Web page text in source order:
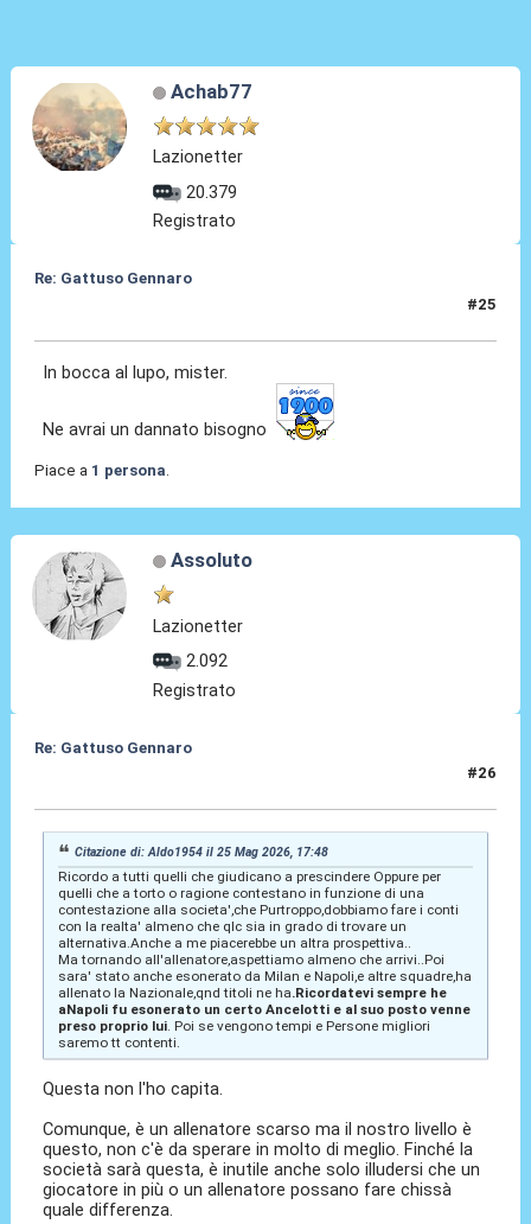
Achab77
Lazionetter
20.379
Registrato
Re: Gattuso Gennaro
#25
In bocca al lupo, mister.
Ne avrai un dannato bisogno
Piace a 1 persona.
Assoluto
Lazionetter
2.092
Registrato
Re: Gattuso Gennaro
#26
Citazione di: Aldo1954 il 25 Mag 2026, 17:48
Ricordo a tutti quelli che giudicano a prescindere Oppure per
quelli che a torto o ragione contestano in funzione di una
contestazione alla societa',che Purtroppo,dobbiamo fare i conti
con la realta' almeno che qlc sia in grado di trovare un
alternativa.Anche a me piacerebbe un altra prospettiva..
Ma tornando all'allenatore,aspettiamo almeno che arrivi..Poi
sara' stato anche esonerato da Milan e Napoli,e altre squadre,ha
allenato la Nazionale,qnd titoli ne ha.Ricordatevi sempre he
aNapoli fu esonerato un certo Ancelotti e al suo posto venne
preso proprio lui. Poi se vengono tempi e Persone migliori
saremo tt contenti.
Questa non l'ho capita.
Comunque, è un allenatore scarso ma il nostro livello è
questo, non c'è da sperare in molto di meglio. Finché la
società sarà questa, è inutile anche solo illudersi che un
giocatore in più o un allenatore possano fare chissà
quale differenza.